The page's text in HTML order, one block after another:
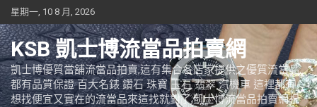
Skip
to
content
星期一, 10 8 月, 2026
KSB 凱士博流當品拍賣網
凱士博優質當舖流當品拍賣,這有集合各店家提供之優質流當品,
都有品質保證 百大名錶 鑽石 珠寶 玉石 翡翠 汽機車 這裡都有
想找便宜又實在的流當品來這找就對了,凱士博流當品拍賣網祝